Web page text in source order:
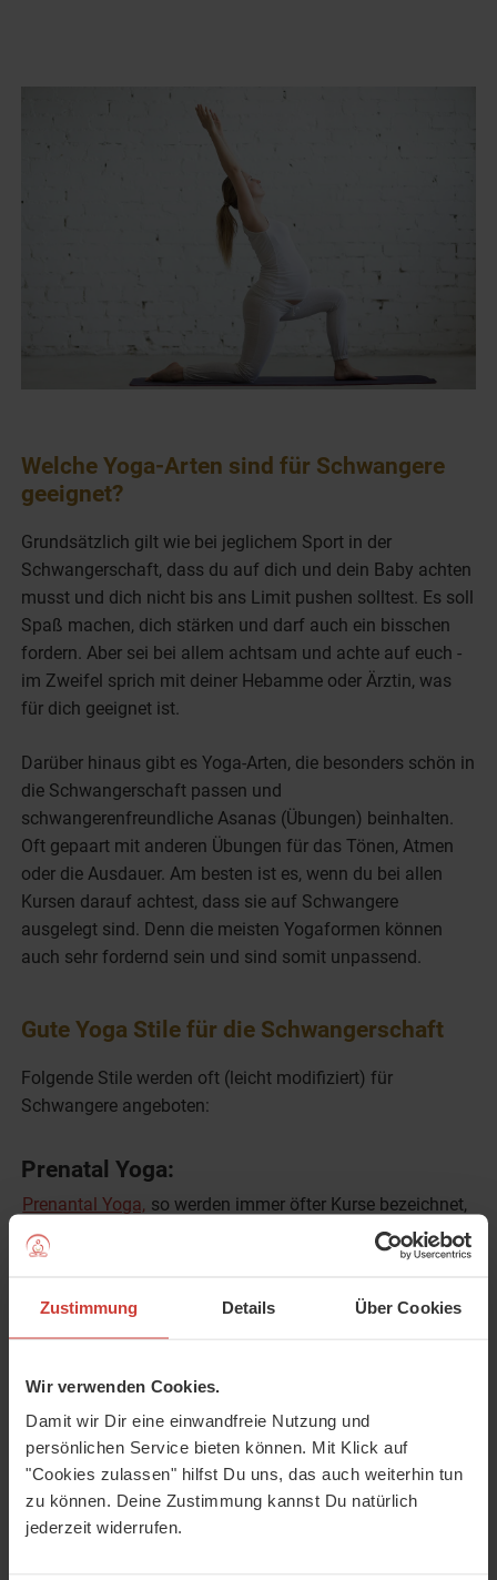
Zustimmung Details Über Cookies
Wir verwenden Cookies.
Damit wir Dir eine einwandfreie Nutzung und
persönlichen Service bieten können. Mit Klick auf
"Cookies zulassen" hilfst Du uns, das auch weiterhin tun
zu können. Deine Zustimmung kannst Du natürlich
jederzeit widerrufen.
Welche Yoga-Arten sind für Schwangere
geeignet?
Grundsätzlich gilt wie bei jeglichem Sport in der
Schwangerschaft, dass du auf dich und dein Baby achten
musst und dich nicht bis ans Limit pushen solltest. Es soll
Spaß machen, dich stärken und darf auch ein bisschen
fordern. Aber sei bei allem achtsam und achte auf euch -
im Zweifel sprich mit deiner Hebamme oder Ärztin, was
für dich geeignet ist.
Darüber hinaus gibt es Yoga-Arten, die besonders schön in
die Schwangerschaft passen und
schwangerenfreundliche Asanas (Übungen) beinhalten.
Oft gepaart mit anderen Übungen für das Tönen, Atmen
oder die Ausdauer. Am besten ist es, wenn du bei allen
Kursen darauf achtest, dass sie auf Schwangere
ausgelegt sind. Denn die meisten Yogaformen können
auch sehr fordernd sein und sind somit unpassend.
Gute Yoga Stile für die Schwangerschaft
Folgende Stile werden oft (leicht modifiziert) für
Schwangere angeboten:
Prenatal Yoga:
Prenantal Yoga, so werden immer öfter Kurse bezeichnet,
die verschiedene Asanas aus unterschiedlichen
Richtungen zusammentragen, die sanft sind und sich für
Hatha Yogaist eine der gängigsten Formen, bei der es vor
allem um Kraft geht und darum, deinen Körper zu stärken.
Dieser Kurs passt gut für Schwangere, die es eher
sportlich mögen und in der Schwangerschaft fit bleiben
wollen. Yoga Anfänger sollten wirklich darauf achten, sich
nicht zu übernehmen und einen